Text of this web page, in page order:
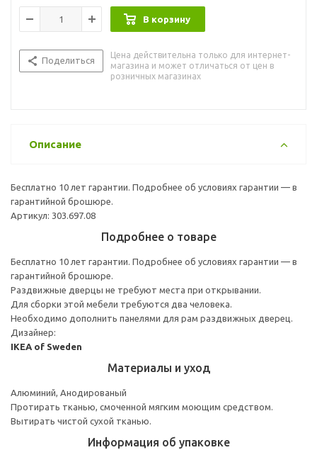
В корзину
Поделиться
Цена действительна только для интернет-
магазина и может отличаться от цен в
розничных магазинах
Описание
Бесплатно 10 лет гарантии. Подробнее об условиях гарантии — в
гарантийной брошюре.
Артикул: 303.697.08
Подробнее о товаре
Бесплатно 10 лет гарантии. Подробнее об условиях гарантии — в
гарантийной брошюре.
Раздвижные дверцы не требуют места при открывании.
Для сборки этой мебели требуются два человека.
Необходимо дополнить панелями для рам раздвижных дверец.
Дизайнер:
IKEA of Sweden
Материалы и уход
Алюминий, Анодированый
Протирать тканью, смоченной мягким моющим средством.
Вытирать чистой сухой тканью.
Информация об упаковке